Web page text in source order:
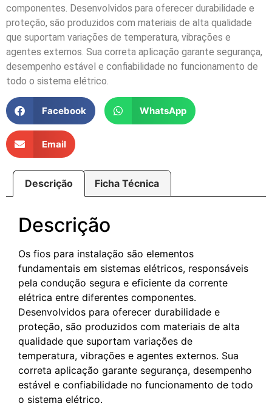
componentes. Desenvolvidos para oferecer durabilidade e
proteção, são produzidos com materiais de alta qualidade
que suportam variações de temperatura, vibrações e
agentes externos. Sua correta aplicação garante segurança,
desempenho estável e confiabilidade no funcionamento de
todo o sistema elétrico.
Facebook WhatsApp
Email
Descrição Ficha Técnica
Descrição
Os fios para instalação são elementos
fundamentais em sistemas elétricos, responsáveis
pela condução segura e eficiente da corrente
elétrica entre diferentes componentes.
Desenvolvidos para oferecer durabilidade e
proteção, são produzidos com materiais de alta
qualidade que suportam variações de
temperatura, vibrações e agentes externos. Sua
correta aplicação garante segurança, desempenho
estável e confiabilidade no funcionamento de todo
o sistema elétrico.